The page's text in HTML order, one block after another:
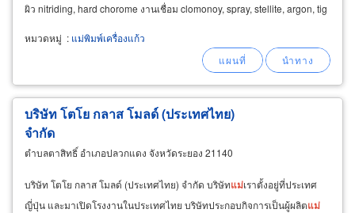
ผิว nitriding, hard chorome งานเชื่อม clomonoy, spray, stellite, argon, tig
หมวดหมู่ : แม่พิมพ์เครื่องแก้ว
บริษัท โตโย กลาส โมลด์ (ประเทศไทย)
จำกัด
ตำบลตาสิทธิ์ อำเภอปลวกแดง จังหวัดระยอง 21140
บริษัท โตโย กลาส โมลด์ (ประเทศไทย) จำกัด บริษัทแม่เราตั้งอยู่ที่ประเทศ
ญี่ปุ่น และมาเปิดโรงงานในประเทศไทย บริษัทประกอบกิจการเป็นผู้ผลิตแม่